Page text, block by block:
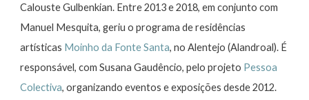
Calouste Gulbenkian. Entre 2013 e 2018, em conjunto com
Manuel Mesquita, geriu o programa de residências
artísticas Moinho da Fonte Santa, no Alentejo (Alandroal). É
responsável, com Susana Gaudêncio, pelo projeto Pessoa
Colectiva, organizando eventos e exposições desde 2012.